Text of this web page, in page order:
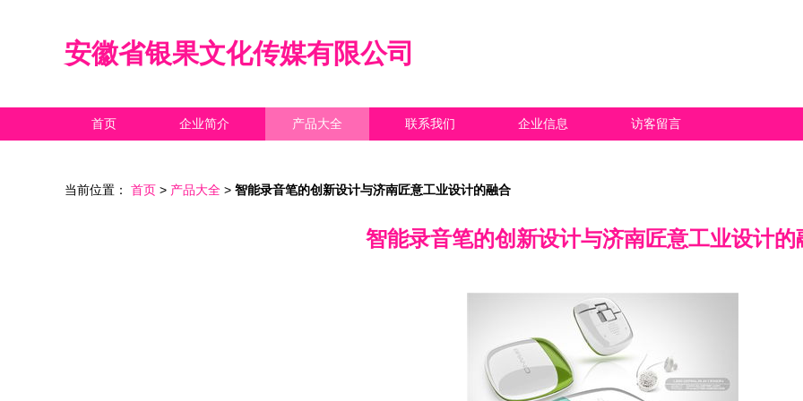
安徽省银果文化传媒有限公司
首页 企业简介 产品大全 联系我们 企业信息 访客留言
当前位置： 首页 > 产品大全 > 智能录音笔的创新设计与济南匠意工业设计的融合
智能录音笔的创新设计与济南匠意工业设计的